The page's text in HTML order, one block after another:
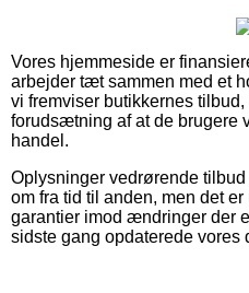
Vores hjemmeside er
arbejder tæt sammen med et
vi fremviser butikkernes
forudsætning af at de brugere
handel.
Oplysninger vedrørende
om fra tid til anden, men det
garantier imod ændringer der
sidste gang opdaterede vores